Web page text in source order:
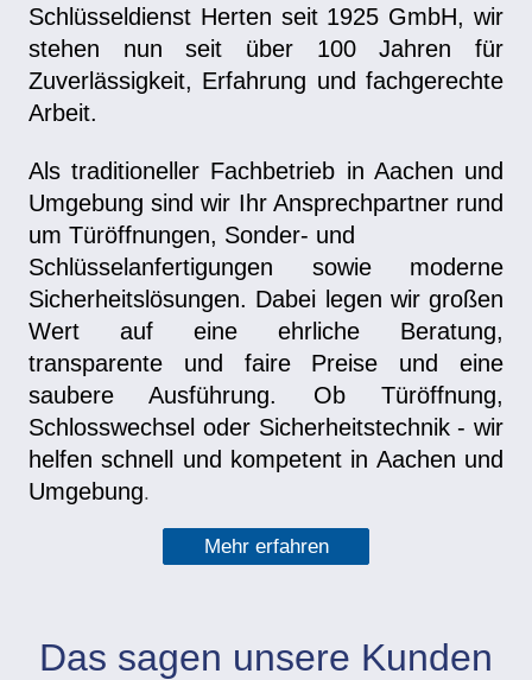
Schlüsseldienst Herten seit 1925 GmbH, wir
stehen nun seit über 100 Jahren für
Zuverlässigkeit, Erfahrung und fachgerechte
Arbeit.
Als traditioneller Fachbetrieb in Aachen und
Umgebung sind wir Ihr Ansprechpartner rund
um Türöffnungen, Sonder- und
Schlüsselanfertigungen sowie moderne
Sicherheitslösungen. Dabei legen wir großen
Wert auf eine ehrliche Beratung,
transparente und faire Preise und eine
saubere Ausführung. Ob Türöffnung,
Schlosswechsel oder Sicherheitstechnik - wir
helfen schnell und kompetent in Aachen und
Umgebung.
Mehr erfahren
Das sagen unsere Kunden